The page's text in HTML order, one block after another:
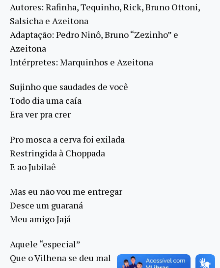
Autores: Rafinha, Tequinho, Rick, Bruno Ottoni,
Salsicha e Azeitona
Adaptação: Pedro Ninô, Bruno “Zezinho” e
Azeitona
Intérpretes: Marquinhos e Azeitona
Sujinho que saudades de você
Todo dia uma caía
Era ver pra crer
Pro mosca a cerva foi exilada
Restringida à Choppada
E ao Jubilaê
Mas eu não vou me entregar
Desce um guaraná
Meu amigo Jajá
Aquele “especial”
Que o Vilhena se deu mal